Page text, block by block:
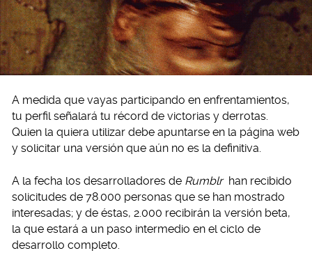
A medida que vayas participando en enfrentamientos,
tu perfil señalará tu récord de victorias y derrotas.
Quien la quiera utilizar debe apuntarse en la página web
y solicitar una versión que aún no es la definitiva.
A la fecha los desarrolladores de Rumblr han recibido
solicitudes de 78.000 personas que se han mostrado
interesadas; y de éstas, 2.000 recibirán la versión beta,
la que estará a un paso intermedio en el ciclo de
desarrollo completo.